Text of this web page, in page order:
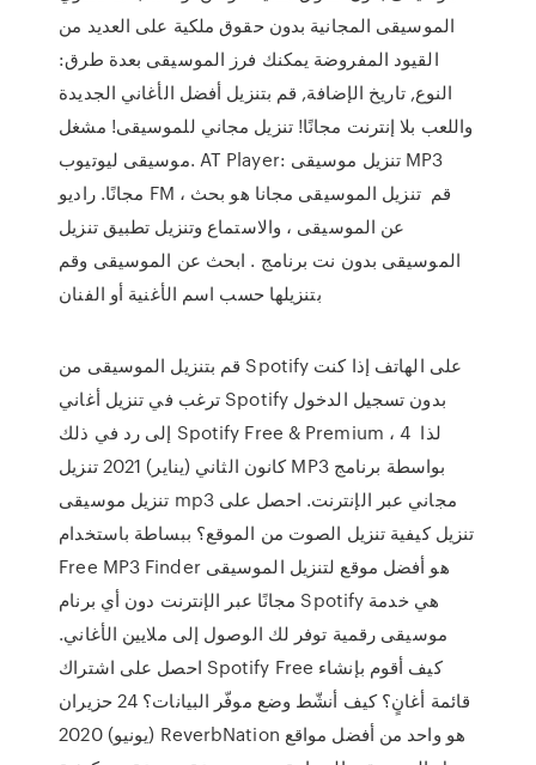
الموسيقى المجانية بدون حقوق ملكية على العديد من
القيود المفروضة يمكنك فرز الموسيقى بعدة طرق:
النوع, تاريخ الإضافة, قم بتنزيل أفضل الأغاني الجديدة
واللعب بلا إنترنت مجانًا! تنزيل مجاني للموسيقى! مشغل
موسيقى ليوتيوب. AT Player: تنزيل موسيقى MP3
مجانًا. راديو FM ، قم تنزيل الموسيقى مجانا هو بحث
عن الموسيقى ، والاستماع وتنزيل تطبيق تنزيل
الموسيقى بدون نت برنامج . ابحث عن الموسيقى وقم
قم بتنزيل الموسيقى من Spotify على الهاتف إذا كنت
ترغب في تنزيل أغاني Spotify بدون تسجيل الدخول
إلى رد في ذلك Spotify Free & Premium ، لذا 4
كانون الثاني (يناير) 2021 تنزيل MP3 بواسطة برنامج
تنزيل موسيقى mp3 مجاني عبر الإنترنت. احصل على
تنزيل كيفية تنزيل الصوت من الموقع؟ ببساطة باستخدام
Free MP3 Finder هو أفضل موقع لتنزيل الموسيقى
مجانًا عبر الإنترنت دون أي برنام Spotify هي خدمة
موسيقى رقمية توفر لك الوصول إلى ملايين الأغاني.
احصل على اشتراك Spotify Free كيف أقوم بإنشاء
قائمة أغانٍ؟ كيف أنشّط وضع موفّر البيانات؟ 24 حزيران
(يونيو) 2020 ReverbNation هو واحد من أفضل مواقع